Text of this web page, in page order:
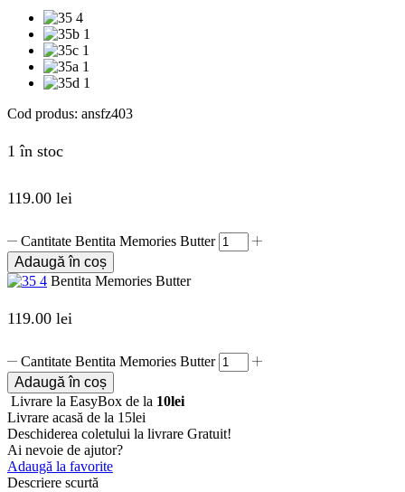
Cod produs: ansfz403
1 în stoc
119.00 lei
Cantitate Bentita Memories Butter
Adaugă în coș
Bentita Memories Butter
119.00 lei
Cantitate Bentita Memories Butter
Adaugă în coș
Livrare la EasyBox de la 10lei
Livrare acasă de la 15lei
Deschiderea coletului la livrare Gratuit!
Ai nevoie de ajutor?
Adaugă la favorite
Descriere scurtă